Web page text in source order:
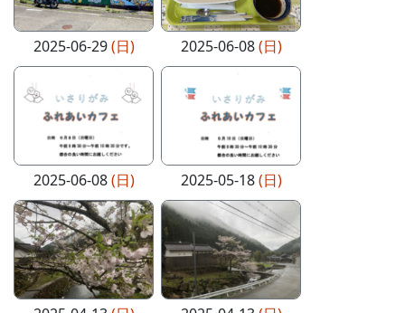
2025-06-29(日) 2025-06-08(日)
2025-06-08(日) 2025-05-18(日)